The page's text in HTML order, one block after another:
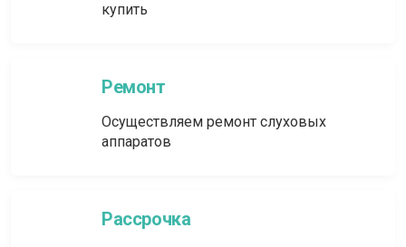
купить
Ремонт
Осуществляем ремонт слуховых
аппаратов
Рассрочка